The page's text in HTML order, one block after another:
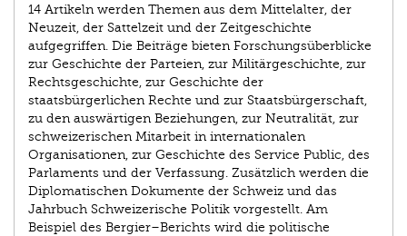
14 Artikeln werden Themen aus dem Mittelalter, der
Neuzeit, der Sattelzeit und der Zeitgeschichte
aufgegriffen. Die Beiträge bieten Forschungsüberblicke
zur Geschichte der Parteien, zur Militärgeschichte, zur
Rechtsgeschichte, zur Geschichte der
staatsbürgerlichen Rechte und zur Staatsbürgerschaft,
zu den auswärtigen Beziehungen, zur Neutralität, zur
schweizerischen Mitarbeit in internationalen
Organisationen, zur Geschichte des Service Public, des
Parlaments und der Verfassung. Zusätzlich werden die
Diplomatischen Dokumente der Schweiz und das
Jahrbuch Schweizerische Politik vorgestellt. Am
Beispiel des Bergier–Berichts wird die politische